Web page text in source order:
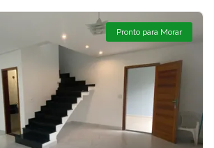
Pronto para Morar